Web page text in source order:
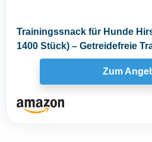
Trainingssnack für Hunde
1400 Stück) – Getreidefreie
Zum